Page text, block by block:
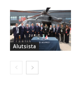
Alutsista